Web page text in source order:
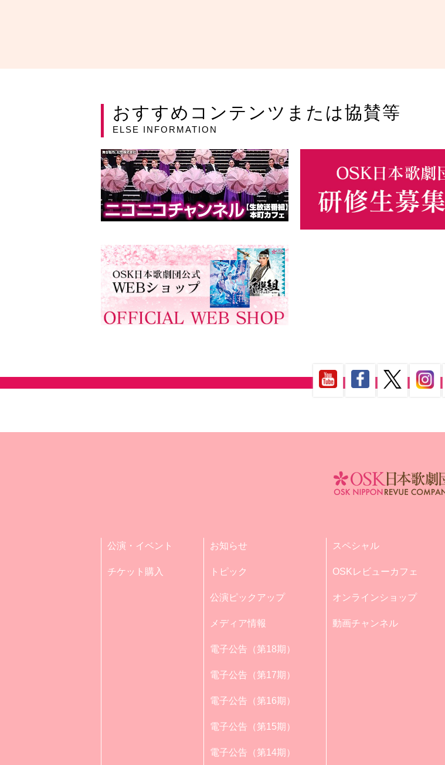
おすすめコンテンツまたは協賛等
ELSE INFORMATION
公演・イベント
チケット購入
お知らせ
トピック
公演ピックアップ
メディア情報
電子公告（第18期）
電子公告（第17期）
電子公告（第16期）
電子公告（第15期）
電子公告（第14期）
スペシャル
OSKレビューカフェ
オンラインショップ
動画チャンネル